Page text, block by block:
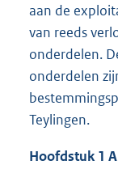
aan de
van reeds
onderdelen.
onderdelen
Teylingen.
Hoofdstuk 1